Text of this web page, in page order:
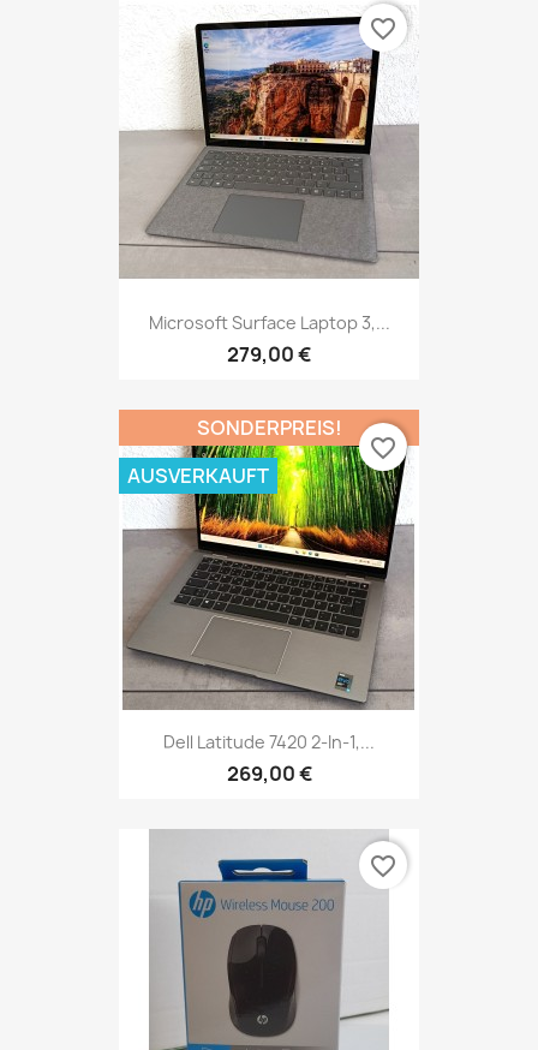
Microsoft Surface Laptop 3,...
279,00 €
favorite_border
Dell Latitude 7420 2-In-1,...
269,00 €
SONDERPREIS!
AUSVERKAUFT
favorite_border
favorite_border